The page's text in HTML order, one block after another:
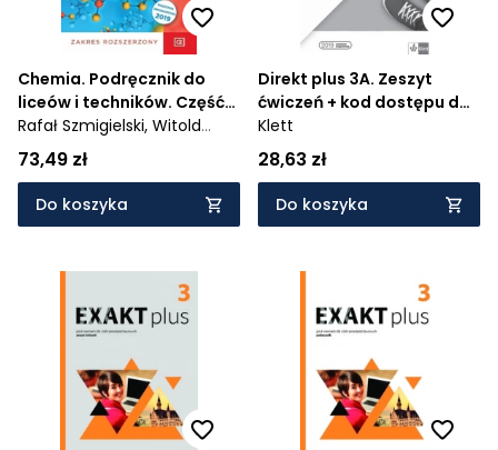
Od najnowszych
Od najstarszych
Chemia. Podręcznik do
liceów i techników. Część
3. Zakres rozszerzony -
968/3/2021
Rafał Szmigielski, Witold
Danikiewicz
73,49 zł
Do koszyka
Direkt plus 3A. Zeszyt
ćwiczeń + kod dostępu do
podręcznika i ćwiczeń
interaktywnych
Klett
28,63 zł
Do koszyka